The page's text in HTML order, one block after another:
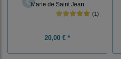
Marie de Saint Jean
(1)
20,00 € *